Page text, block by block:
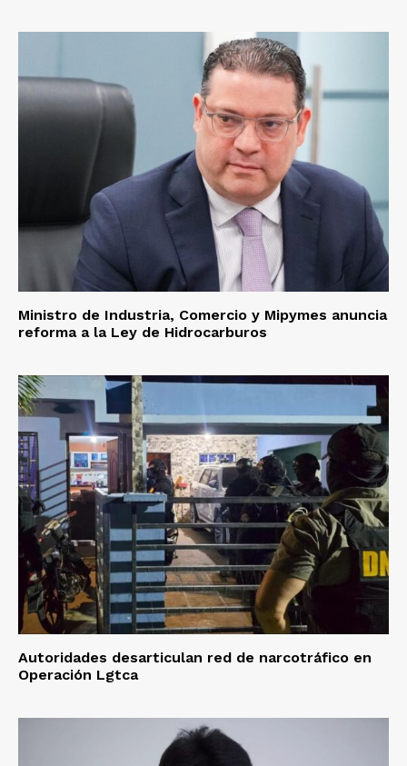
Ministro de Industria, Comercio y Mipymes anuncia
reforma a la Ley de Hidrocarburos
Autoridades desarticulan red de narcotráfico en
Operación Lgtca